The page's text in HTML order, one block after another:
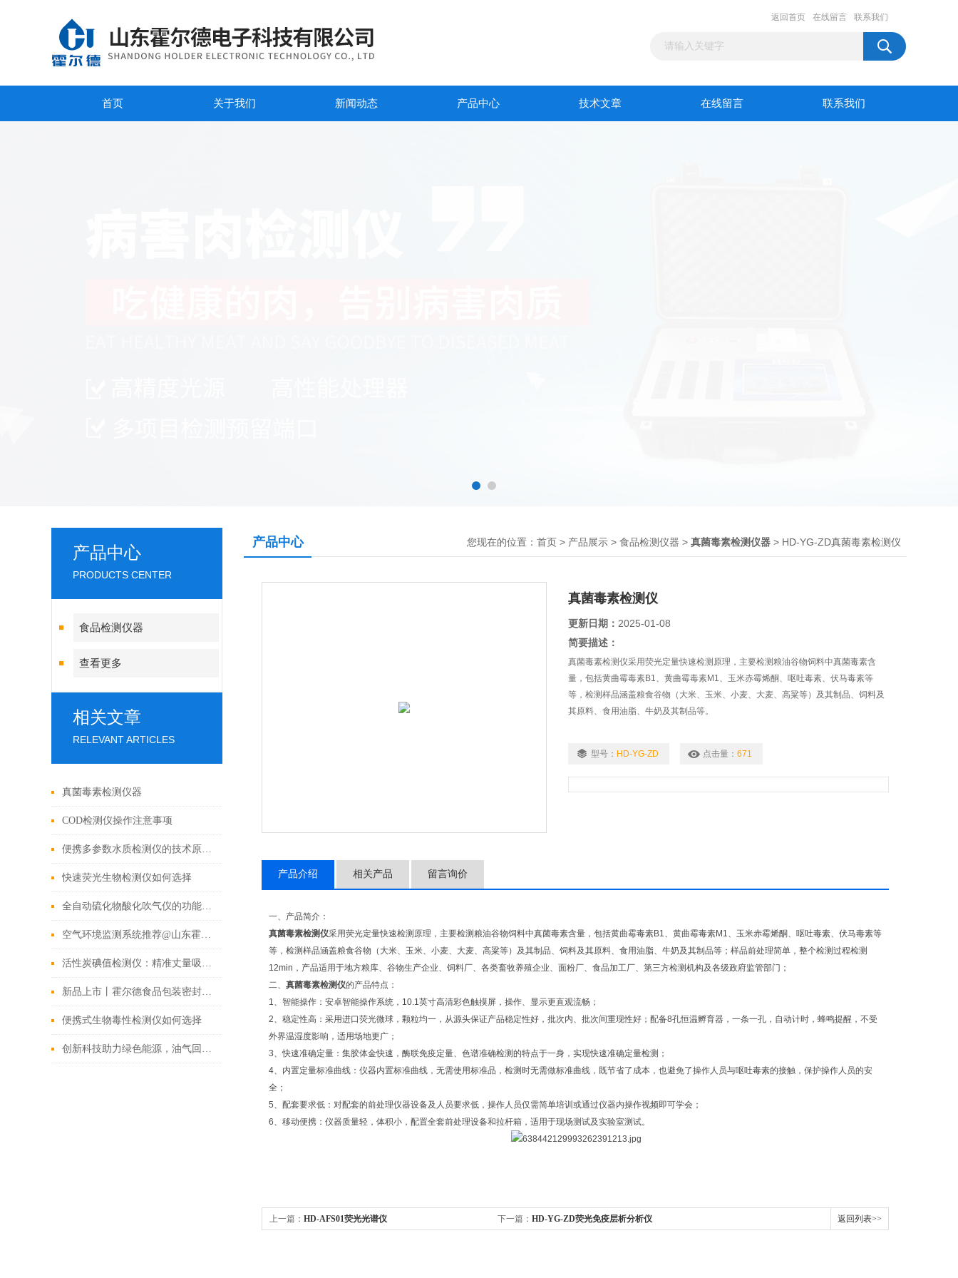
返回首页 在线留言 联系我们
首页 关于我们 新闻动态 产品中心 技术文章 在线留言 联系我们
产品中心
PRODUCTS CENTER
食品检测仪器
查看更多
相关文章
RELEVANT ARTICLES
真菌毒素检测仪器
COD检测仪操作注意事项
便携多参数水质检测仪的技术原理与应用
快速荧光生物检测仪如何选择
全自动硫化物酸化吹气仪的功能特点：精准高效，守护环境健康
空气环境监测系统推荐@山东霍尔德
活性炭碘值检测仪：精准丈量吸附力的行业 “标尺”
新品上市丨霍尔德食品包装密封性测试仪多款型号介绍
便携式生物毒性检测仪如何选择
创新科技助力绿色能源，油气回收检测仪再升级
产品中心 您现在的位置： 首页 > 产品展示 > 食品检测仪器 > 真菌毒素检测仪器 > HD-YG-ZD真菌毒素检测仪
真菌毒素检测仪
更新日期： 2025-01-08
简要描述：
真菌毒素检测仪采用荧光定量快速检测原理，主要检测粮油谷物饲料中真菌毒素含
量，包括黄曲霉毒素B1、黄曲霉毒素M1、玉米赤霉烯酮、呕吐毒素、伏马毒素等
等，检测样品涵盖粮食谷物（大米、玉米、小麦、大麦、高粱等）及其制品、饲料及
其原料、食用油脂、牛奶及其制品等。
型号： HD-YG-ZD 点击量： 671
产品介绍 相关产品 留言询价
一、产品简介：
真菌毒素检测仪采用荧光定量快速检测原理，主要检测粮油谷物饲料中真菌毒素含量，包括黄曲霉毒素B1、黄曲霉毒素M1、玉米赤霉烯酮、呕吐毒素、伏马毒素等
等，检测样品涵盖粮食谷物（大米、玉米、小麦、大麦、高粱等）及其制品、饲料及其原料、食用油脂、牛奶及其制品等；样品前处理简单，整个检测过程检测
12min，产品适用于地方粮库、谷物生产企业、饲料厂、各类畜牧养殖企业、面粉厂、食品加工厂、第三方检测机构及各级政府监管部门；
二、 真菌毒素检测仪的产品特点：
1、智能操作：安卓智能操作系统，10.1英寸高清彩色触摸屏，操作、显示更直观流畅；
2、稳定性高：采用进口荧光微球，颗粒均一，从源头保证产品稳定性好，批次内、批次间重现性好；配备8孔恒温孵育器，一条一孔，自动计时，蜂鸣提醒，不受
外界温湿度影响，适用场地更广；
3、快速准确定量：集胶体金快速，酶联免疫定量、色谱准确检测的特点于一身，实现快速准确定量检测；
4、内置定量标准曲线：仪器内置标准曲线，无需使用标准品，检测时无需做标准曲线，既节省了成本，也避免了操作人员与呕吐毒素的接触，保护操作人员的安
全；
5、配套要求低：对配套的前处理仪器设备及人员要求低，操作人员仅需简单培训或通过仪器内操作视频即可学会；
6、移动便携：仪器质量轻，体积小，配置全套前处理设备和拉杆箱，适用于现场测试及实验室测试。
上一篇： HD-AFS01荧光光谱仪 下一篇： HD-YG-ZD荧光免疫层析分析仪 返回列表>>